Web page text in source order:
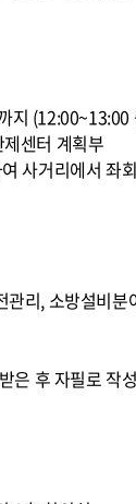
지 (12:00~13:00
센터 계획부
사거리에서 좌
리, 소방설비분
후 자필로 작